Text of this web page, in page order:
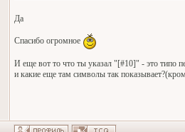
Да
Спасибо огромное
И еще вот то что ты указал "[#10]" - это типо
и какие еще там символы так